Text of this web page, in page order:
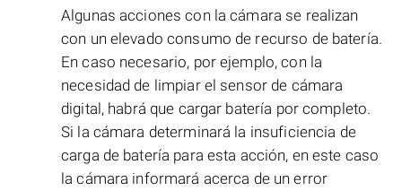
Algunas acciones con la cámara se realizan
con un elevado consumo de recurso de batería.
En caso necesario, por ejemplo, con la
necesidad de limpiar el sensor de cámara
digital, habrá que cargar batería por completo.
Si la cámara determinará la insuficiencia de
carga de batería para esta acción, en este caso
la cámara informará acerca de un error